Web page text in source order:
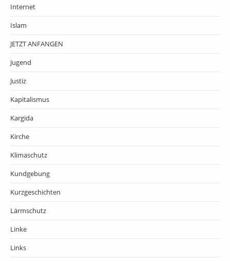
Internet
Islam
JETZT ANFANGEN
Jugend
Justiz
Kapitalismus
Kargida
Kirche
Klimaschutz
Kundgebung
Kurzgeschichten
Lärmschutz
Linke
Links